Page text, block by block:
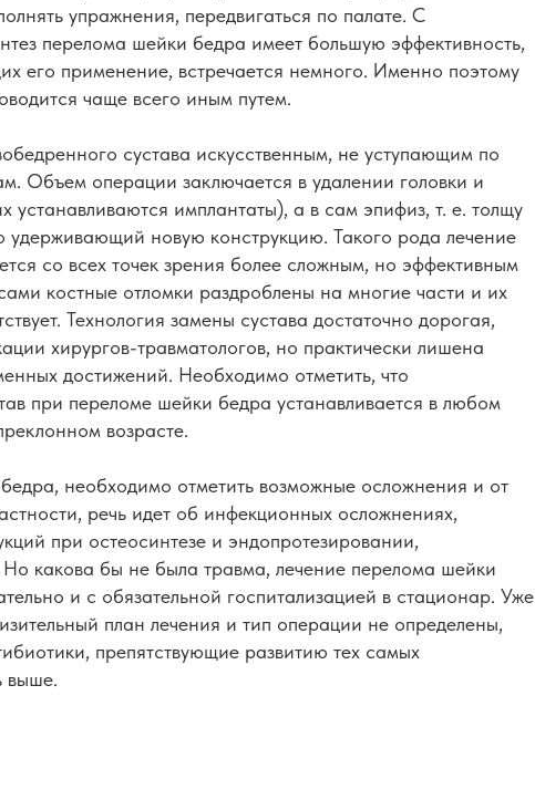
упражнения, передвигаться по палате. С
перелома шейки бедра имеет большую эффективность,
его применение, встречается немного. Именно поэтому
чаще всего иным путем.
сустава искусственным, не уступающим по
Объем операции заключается в удалении головки и
устанавливаются имплантаты), а в сам эпифиз, т. е. толщу
удерживающий новую конструкцию. Такого рода лечение
со всех точек зрения более сложным, но эффективным
костные отломки раздроблены на многие части и их
Технология замены сустава достаточно дорогая,
хирургов-травматологов, но практически лишена
достижений. Необходимо отметить, что
при переломе шейки бедра устанавливается в любом
возрасте.
необходимо отметить возможные осложнения и от
речь идет об инфекционных осложнениях,
при остеосинтезе и эндопротезировании,
какова бы не была травма, лечение перелома шейки
и с обязательной госпитализацией в стационар. Уже
план лечения и тип операции не определены,
препятствующие развитию тех самых
выше.